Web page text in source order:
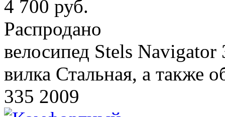
4 700 руб.
Распродано
велосипед Stels
вилка Стальная, а также
335 2009